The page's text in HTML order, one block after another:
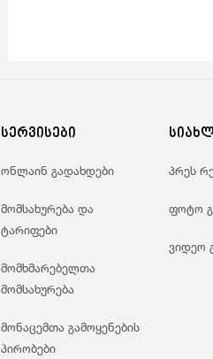
სერვისები
ონლაინ გადახდები
მომსახურება და
ტარიფები
მომხმარებელთა
მომსახურება
მონაცემთა გამოყენების
პირობები
პრეს
ფოტო
ვიდეო